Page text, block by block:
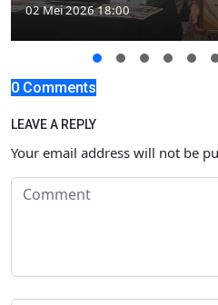
02 Mei 2026 18:00
0 Comments
LEAVE A REPLY
Your email address will not be